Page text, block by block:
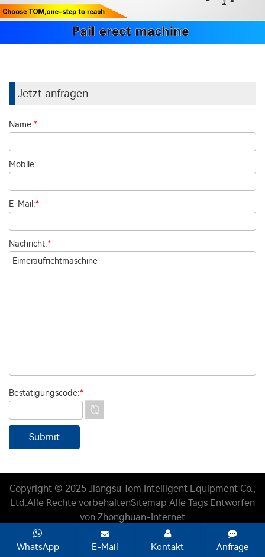
Jetzt anfragen
Name:*
Mobile:
E-Mail:*
Nachricht:*
Bestätigungscode:*
Copyright © 2025 Jiangsu Tom Intelligent Equipment Co.,
Ltd. Alle Rechte vorbehaltenSitemap Alle Tags Entworfen
von Zhonghuan-Internet
WhatsApp E-Mail Kontakt Anfrage